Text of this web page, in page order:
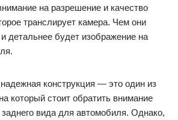
на разрешение и качество
транслирует камера. Чем они
детальнее будет изображение на
конструкция — это один из
который стоит обратить внимание
вида для автомобиля. Однако,